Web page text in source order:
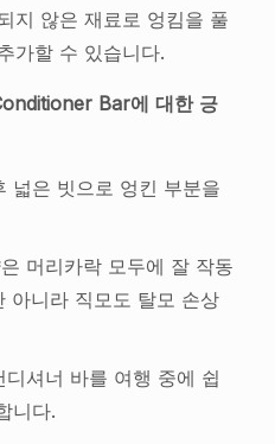
지 않은 재료로 엉킴을 풀
가할 수 있습니다.
Bar에 대한 긍
넓은 빗으로 엉킨 부분을
머리카락 모두에 잘 작동
아니라 직모도 탈모 손상
셔너 바를 여행 중에 쉽
니다.